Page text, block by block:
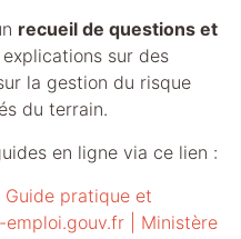
recueil de questions et
sur des
la gestion du risque
du terrain.
en ligne via ce lien :
pratique et
emploi.gouv.fr| Ministère